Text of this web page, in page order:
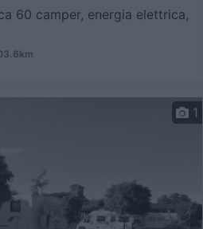
60 camper, energia elettrica,
1